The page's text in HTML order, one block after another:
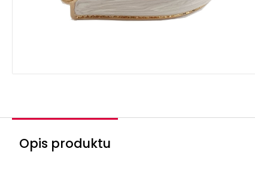
Opis produktu